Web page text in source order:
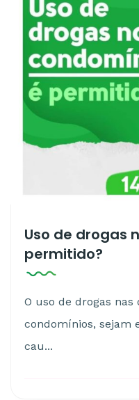
Uso de drogas
permitido?
O uso de drogas nas
condomínios, sejam
cau...